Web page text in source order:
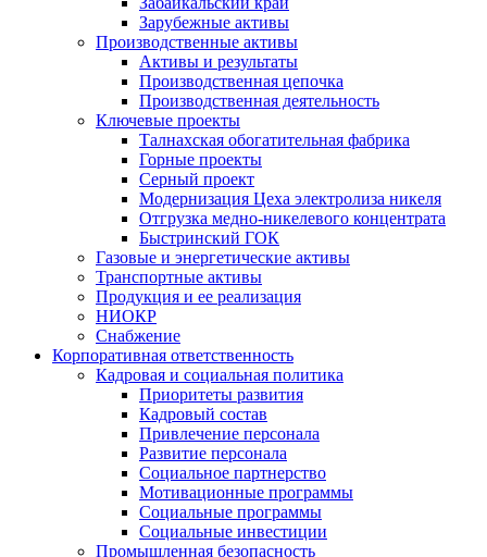
Зарубежные активы
Производственные активы
Активы и результаты
Производственная цепочка
Производственная деятельность
Ключевые проекты
Талнахская обогатительная фабрика
Горные проекты
Серный проект
Модернизация Цеха электролиза никеля
Отгрузка медно-никелевого концентрата
Быстринский ГОК
Газовые и энергетические активы
Транспортные активы
Продукция и ее реализация
НИОКР
Снабжение
Корпоративная ответственность
Кадровая и социальная политика
Приоритеты развития
Кадровый состав
Привлечение персонала
Развитие персонала
Социальное партнерство
Мотивационные программы
Социальные программы
Социальные инвестиции
Промышленная безопасность